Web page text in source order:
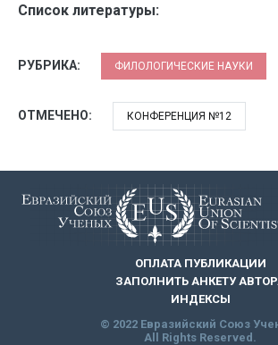
Список литературы:
РУБРИКА: ФИЛОЛОГИЧЕСКИЕ НАУКИ
ОТМЕЧЕНО: КОНФЕРЕНЦИЯ №12
ОПЛАТА ПУБЛИКАЦИИ
ЗАПОЛНИТЬ АНКЕТУ
ИНДЕКСЫ
© 2022 Евразийский Союз
All Rights Reserved.